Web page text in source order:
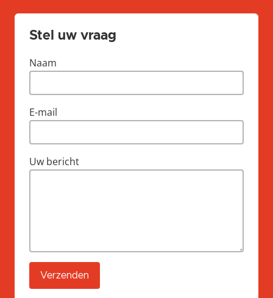
Stel uw vraag
Naam
E-mail
Uw bericht
Verzenden